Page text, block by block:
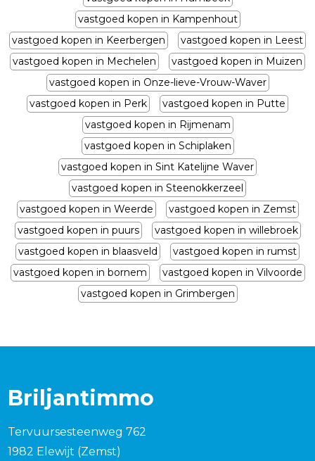
vastgoed kopen in Kampenhout
vastgoed kopen in Keerbergen
vastgoed kopen in Leest
vastgoed kopen in Mechelen
vastgoed kopen in Muizen
vastgoed kopen in Onze-lieve-Vrouw-Waver
vastgoed kopen in Perk
vastgoed kopen in Putte
vastgoed kopen in Rijmenam
vastgoed kopen in Schiplaken
vastgoed kopen in Sint Katelijne Waver
vastgoed kopen in Steenokkerzeel
vastgoed kopen in Weerde
vastgoed kopen in Zemst
vastgoed kopen in puurs
vastgoed kopen in willebroek
vastgoed kopen in blaasveld
vastgoed kopen in rumst
vastgoed kopen in bornem
vastgoed kopen in Vilvoorde
vastgoed kopen in Grimbergen
Briljantimmo
Tervuursesteenweg 762
1982 Elewijt (Zemst)